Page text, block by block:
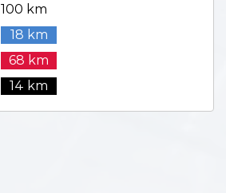
100 km
18 km
68 km
14 km